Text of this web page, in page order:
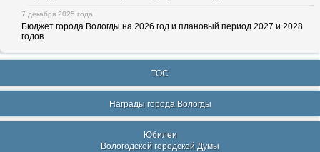
7 декабря 2025 года
Бюджет города Вологды на 2026 год и плановый период 2027 и 2028
годов.
ТОС
Награды города Вологды
Юбилеи
Вологодской городской Думы